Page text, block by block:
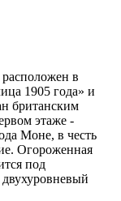
в
1905 года» и
британским
этаже -
Моне, в честь
Огороженная
под